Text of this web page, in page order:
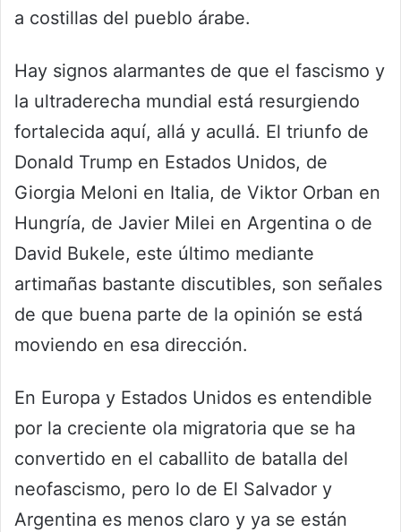
a costillas del pueblo árabe.
Hay signos alarmantes de que el fascismo y
la ultraderecha mundial está resurgiendo
fortalecida aquí, allá y acullá. El triunfo de
Donald Trump en Estados Unidos, de
Giorgia Meloni en Italia, de Viktor Orban en
Hungría, de Javier Milei en Argentina o de
David Bukele, este último mediante
artimañas bastante discutibles, son señales
de que buena parte de la opinión se está
moviendo en esa dirección.
En Europa y Estados Unidos es entendible
por la creciente ola migratoria que se ha
convertido en el caballito de batalla del
neofascismo, pero lo de El Salvador y
Argentina es menos claro y ya se están